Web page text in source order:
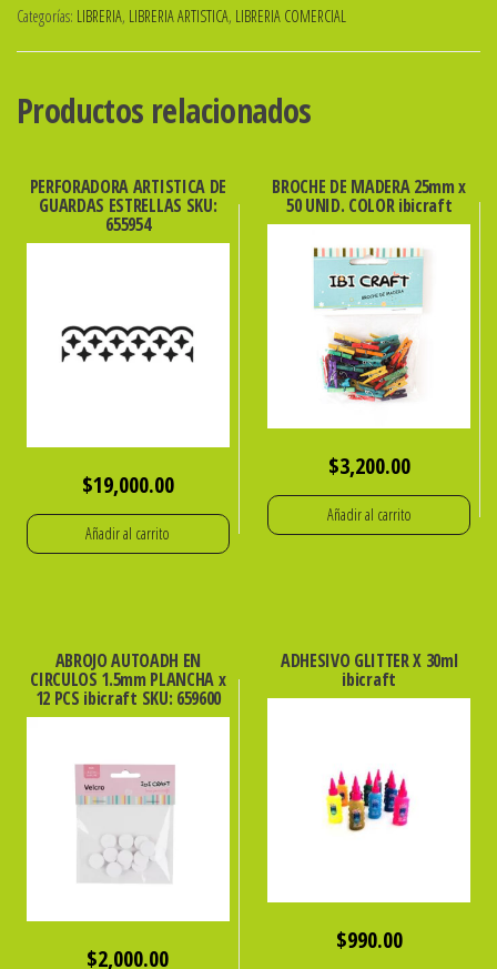
7mm.
x
MOTEX
130198
cantidad
Categorías: LIBRERIA, LIBRERIA ARTISTICA, LIBRERIA COMERCIAL
Productos relacionados
PERFORADORA ARTISTICA DE
GUARDAS ESTRELLAS SKU:
655954
$19,000.00
Añadir al carrito
BROCHE DE MADERA 25mm x
50 UNID. COLOR ibicraft
$3,200.00
Añadir al carrito
ABROJO AUTOADH EN
CIRCULOS 1.5mm PLANCHA x
12 PCS ibicraft SKU: 659600
$2,000.00
ADHESIVO GLITTER X 30ml
ibicraft
$990.00